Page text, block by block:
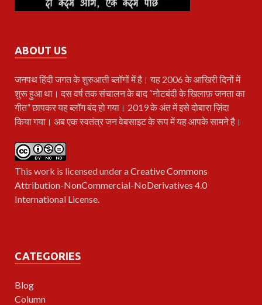
ABOUT US
जनपथहिंदी जगत के शुरुआती ब्लॉगों में है। यह 2006 के आखिरी दिनों में
शुरू हुआ था। दस वर्ष तक संचालन के बाद “नोटबंदी के खिलाफ़ जनता का
गीत” छापकर यह ब्लॉग बंद हो गया। 2019 के अंत में इसे दोबारा ज़िंदा
किया गया। अब एक स्वतंत्र जन वेबसाइट के रूप में यह आपके सामने है।
This work is licensed under aCreative Commons
Attribution-NonCommercial-NoDerivatives 4.0
International License.
CATEGORIES
Blog
Column